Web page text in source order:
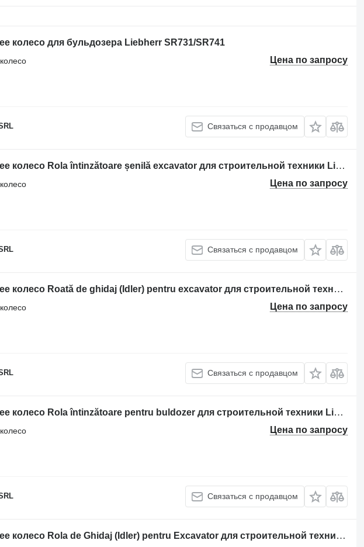
колесо для бульдозера Liebherr SR731/SR741
Цена по запросу
Связаться с продавцом
Направляющее колесо Rola întinzătoare șenilă excavator для строительной техники Liebherr
Цена по запросу
Связаться с продавцом
Направляющее колесо Roată de ghidaj (Idler) pentru excavator для строительной техники Liebherr
Цена по запросу
Связаться с продавцом
Направляющее колесо Rola întinzătoare pentru buldozer для строительной техники Liebherr PR742, PR742M, PR744L, PR744LGP, PR751, PR752, PR764 Litronic
Цена по запросу
Связаться с продавцом
Направляющее колесо Rola de Ghidaj (Idler) pentru Excavator для строительной техники Liebherr R912 HDSL